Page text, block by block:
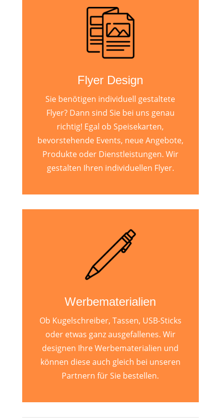
Flyer Design
Sie benötigen individuell gestaltete
Flyer? Dann sind Sie bei uns genau
richtig! Egal ob Speisekarten,
bevorstehende Events, neue Angebote,
Produkte oder Dienstleistungen. Wir
gestalten Ihren individuellen Flyer.
Werbematerialien
Ob Kugelschreiber, Tassen, USB-Sticks
oder etwas ganz ausgefallenes. Wir
designen Ihre Werbematerialien und
können diese auch gleich bei unseren
Partnern für Sie bestellen.